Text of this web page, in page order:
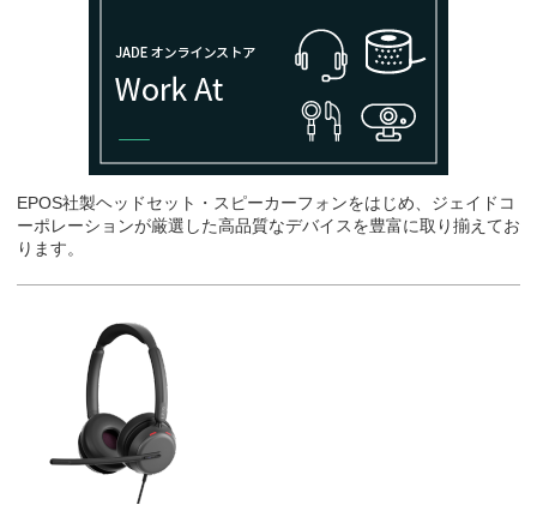
EPOS社製ヘッドセット・スピーカーフォンをはじめ、ジェイドコ
ーポレーションが厳選した高品質なデバイスを豊富に取り揃えてお
ります。